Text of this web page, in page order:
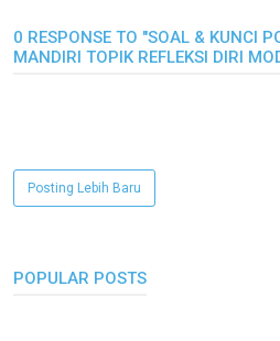
0 RESPONSE TO "SOAL & KUNCI
MANDIRI TOPIK REFLEKSI DIRI
Posting Lebih Baru
POPULAR POSTS